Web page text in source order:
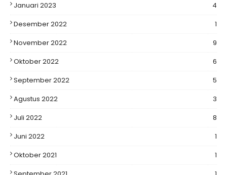
Januari 2023
4
Desember 2022
1
November 2022
9
Oktober 2022
6
September 2022
5
Agustus 2022
3
Juli 2022
8
Juni 2022
1
Oktober 2021
1